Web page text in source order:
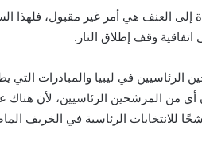
إلى العنف هي أمر غير مقبول، فلهذا
وقف إطلاق النار.
في ليبيا والمبادرات التي
من المرشحين الرئاسيين، لأن